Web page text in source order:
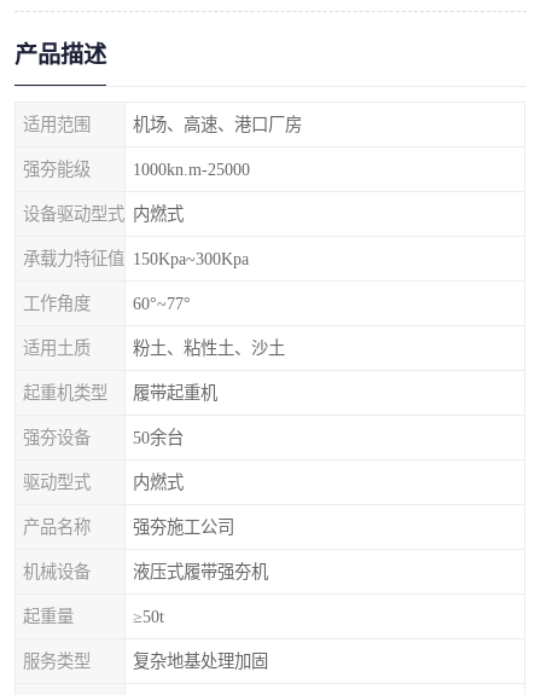
产品描述
适用范围 机场、高速、港口厂房
强夯能级 1000kn.m-25000
设备驱动型式 内燃式
承载力特征值 150Kpa~300Kpa
工作角度 60°~77°
适用土质 粉土、粘性土、沙土
起重机类型 履带起重机
强夯设备 50余台
驱动型式 内燃式
产品名称 强夯施工公司
机械设备 液压式履带强夯机
起重量 ≥50t
服务类型 复杂地基处理加固